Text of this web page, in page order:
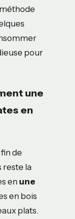
pour
une
en
de
reste la
en une
en bois
plats.